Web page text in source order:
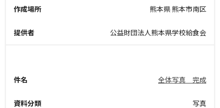
作成場所 熊本県 熊本市南区
提供者 公益財団法人熊本県学校給食会
件名 全体写真 完成
資料分類 写真